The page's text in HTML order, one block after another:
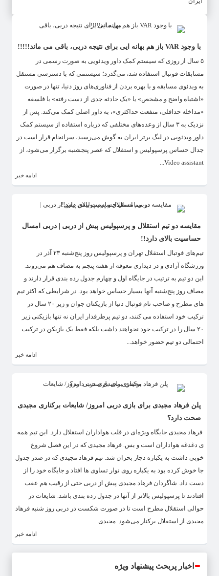
با وجود VAR باز هم بهانه ایی برای نتیجه دربی، باقی می ماند!!!!!
۵ سال از روزی که سیستم کمک داور ویدئویی به صورت رسمی در
مسابقات فوتبال استفاده شد، می‌گذرد؛ سیستمی که با دسترسی مستقل
به ویدئوی مسابقه و با بهره‌ بردن از فناوری‌های روز دنیا، تنها در صورت
«اشتباه واضح و مشخص» یا «یک حادثه جدی از دست رفته» با فلسفه
«مداخله حداقلی، منفعت حداکثری»، به داور اصلی کمک می‌کند. پس از
نزدیک به ۳ سال از وعده‌های مختلفی که درباره استفاده از سیستم کمک
داور ویدئویی در لیگ برتر ایران به گوش می‌رسید، سرانجام قرار است در
جدال حساس پرسپولیس و استقلال که عصر پنجشنبه برگزار می‎‌شود، از
Video assistant...
ادامه خبر
مقایسه دو تیم استقلال و پرسپولیس پیش از دربی | دربی امسال
حساسیت بالای دارد!!
تیم‌های فوتبال استقلال تهران و پرسپولیس روز پنج‌شنبه ۲۳ آذر در
ورزشگاه آزادی و در دیداری معوقه از هفته پنجم به مصاف هم می‌روند.
این دو تیم به ترتیب در جایگاه اول و چهارم جدول رده بندی قرار دارند و
مصاف روز پنج‌شنبه آنها بسیار حساس خواهد بود. در شرایطی که اکثر تیم
های مطرح و صاحب نام فوتبال دنیا از بازیکنان جوان و زیر ۲۰ سال در
ترکیب خود استفاده می کنند، دو تیم پرطرفدار ایران نه تنها بازیکنی زیر
۲۰ سال را در ترکیب خود نخواهند داشت بلکه فقط یک بازیکن در ترکیب
احتمالی دو تیم حضور خواهد...
ادامه خبر
پلن فرهاد مجیدی برای بازی دربی امروز/ شایعات برکناری مجیدی
صحت دارد؟
فرهاد مجیدی جایگاه ویژه‌ای در قلب هواداران استقلال دارد. این تیم همه
ی دغدغه هواداران است و بس. فرهاد مجیدی که در این فصل شروع
خوبی داشت به یکباره دچار بحران شد. تیم فرهاد مجیدی که در صدر جدول
جا خوش کرده بود به یکباره روی نوار تساوی ها افتاد و جایگاه خود را از
دست داد. شاگردان فرهاد مجیدی پیش از دربی حتی از رقیب هم عقب
افتادند تا پرسپولیس بالاتر از آنها در جدول رده بندی باشد. شایعات در
حوالی استقلال مطرح است تا در صورت شکست در دربی روز شنبه فرهاد
مجیدی از استقلال برکنار می‌شود. مجیدی...
ادامه خبر
اخبار پربحث پیشنهاد ویژه